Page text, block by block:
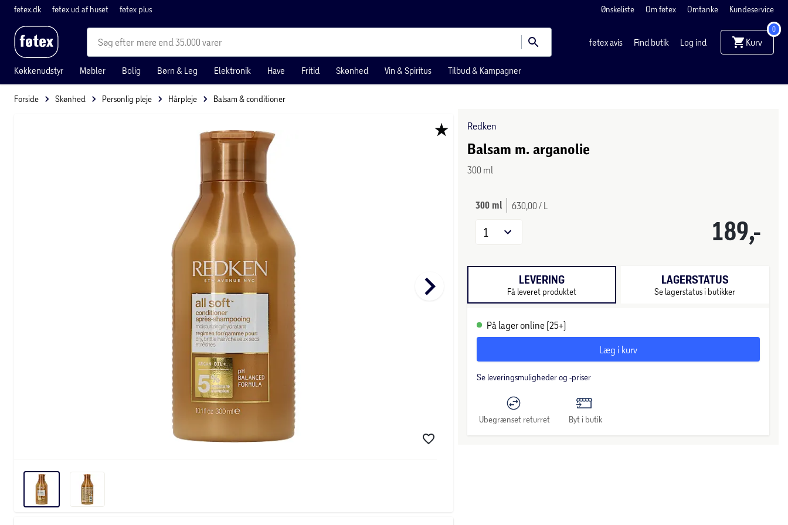
føtex.dk føtex ud af huset føtex plus Ønskeliste Om føtex Omtanke Kundeservice
mere end 35.000 varer føtex avis Find butik Log ind Kurv
0
Køkkenudstyr Møbler Bolig Børn & Leg Elektronik Have Fritid Skønhed Vin & Spiritus Tilbud & Kampagner
Forside Skønhed Personlig pleje Hårpleje Balsam & conditioner
keyboard_arrow_right
Redken
Balsam m. arganolie
300 ml
300 ml 630,00 / L
189,-
1
LEVERING
Få leveret produktet
LAGERSTATUS
Se lagerstatus i butikker
På lager online (25+)
Læg i kurv
Se leveringsmuligheder og -priser
Ubegrænset returret Byt i butik